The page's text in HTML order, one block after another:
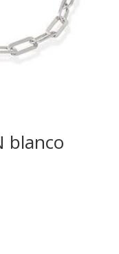
blanco